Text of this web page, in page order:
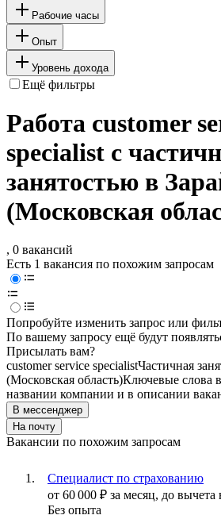
Рабочие часы
Опыт
Уровень дохода
Ещё фильтры
Работа customer
specialist с
занятостью в
(Московская
, 0 вакансий
Есть 1 вакансия по похожим запросам
Попробуйте изменить запрос или
По вашему запросу ещё будут
Присылать вам?
customer service specialistЧастичная
(Московская область)Ключевые слова
названии компании и в описании
В мессенджер
На почту
Вакансии по похожим запросам
Специалист по страхованию
от 60 000 ₽ за месяц, до вычета
Без опыта